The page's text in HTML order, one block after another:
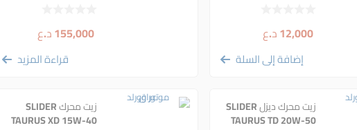
12,000د.ع
إضافة إلى السلة
155,000د.ع
قراءة المزيد
زيت محرك ديزل SLIDER
TAURUS TD 20W-50
زيت محرك SLIDER
TAURUS XD 15W-40